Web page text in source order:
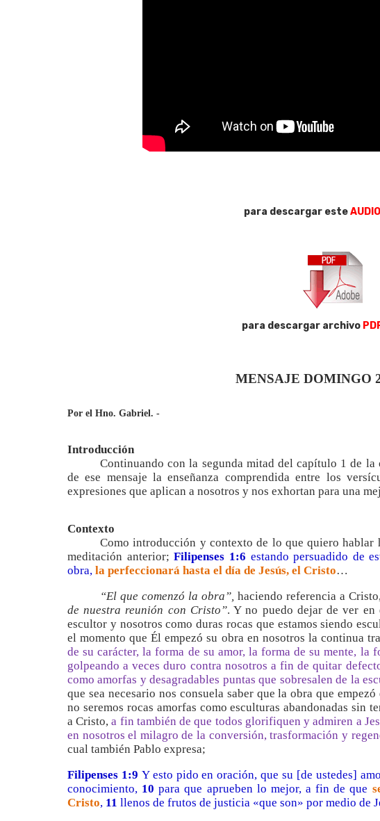
para descargar esteAUDIO
para descargar archivo
MENSAJE DOMINGO
Por el Hno. Gabriel. -
Introducción
Continuando con la segunda mitad del capítulo 1 de
de ese mensaje la enseñanza comprendida entre los
expresiones que aplican a nosotros y nos exhortan para una
Contexto
Como introducción y contexto de lo que quiero hablar
meditación anterior;Filipenses 1:6 estando persuadido de
obra, la perfeccionará hasta el día de Jesús, el Cristo…
“El que comenzó la obra”, haciendo referencia a
de nuestra reunión con Cristo”. Y no puedo dejar de ver en
escultor y nosotros como duras rocas que estamos siendo
el momento que Él empezó su obra en nosotros la continua
de su carácter, la forma de su amor, la forma de su mente,
golpeando a veces duro contra nosotros a fin de quitar
como amorfas y desagradables puntas que sobresalen de la
que sea necesario nos consuela saber que la obra que
no seremos rocas amorfas como esculturas abandonadas sin
a Cristo,a fin también de que todos glorifiquen y admiren a
en nosotros el milagro de la conversión, trasformación y
cual también Pablo expresa;
Filipenses 1:9 Y esto pido en oración, que su [de ustedes]
conocimiento, 10 para que aprueben lo mejor, a fin de que
Cristo, 11 llenos de frutos de justicia «que son» por medio de